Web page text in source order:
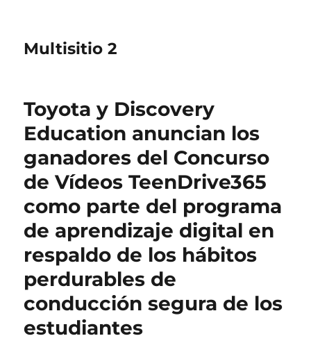
Multisitio 2
Toyota y Discovery
Education anuncian los
ganadores del Concurso
de Vídeos TeenDrive365
como parte del programa
de aprendizaje digital en
respaldo de los hábitos
perdurables de
conducción segura de los
estudiantes